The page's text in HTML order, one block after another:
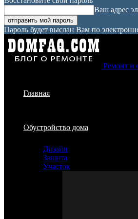
Ваш адрес
Пароль будет выслан Вам по
Ремонт и
Главная
Обустройство дома
Дизайн
Защита
Участок